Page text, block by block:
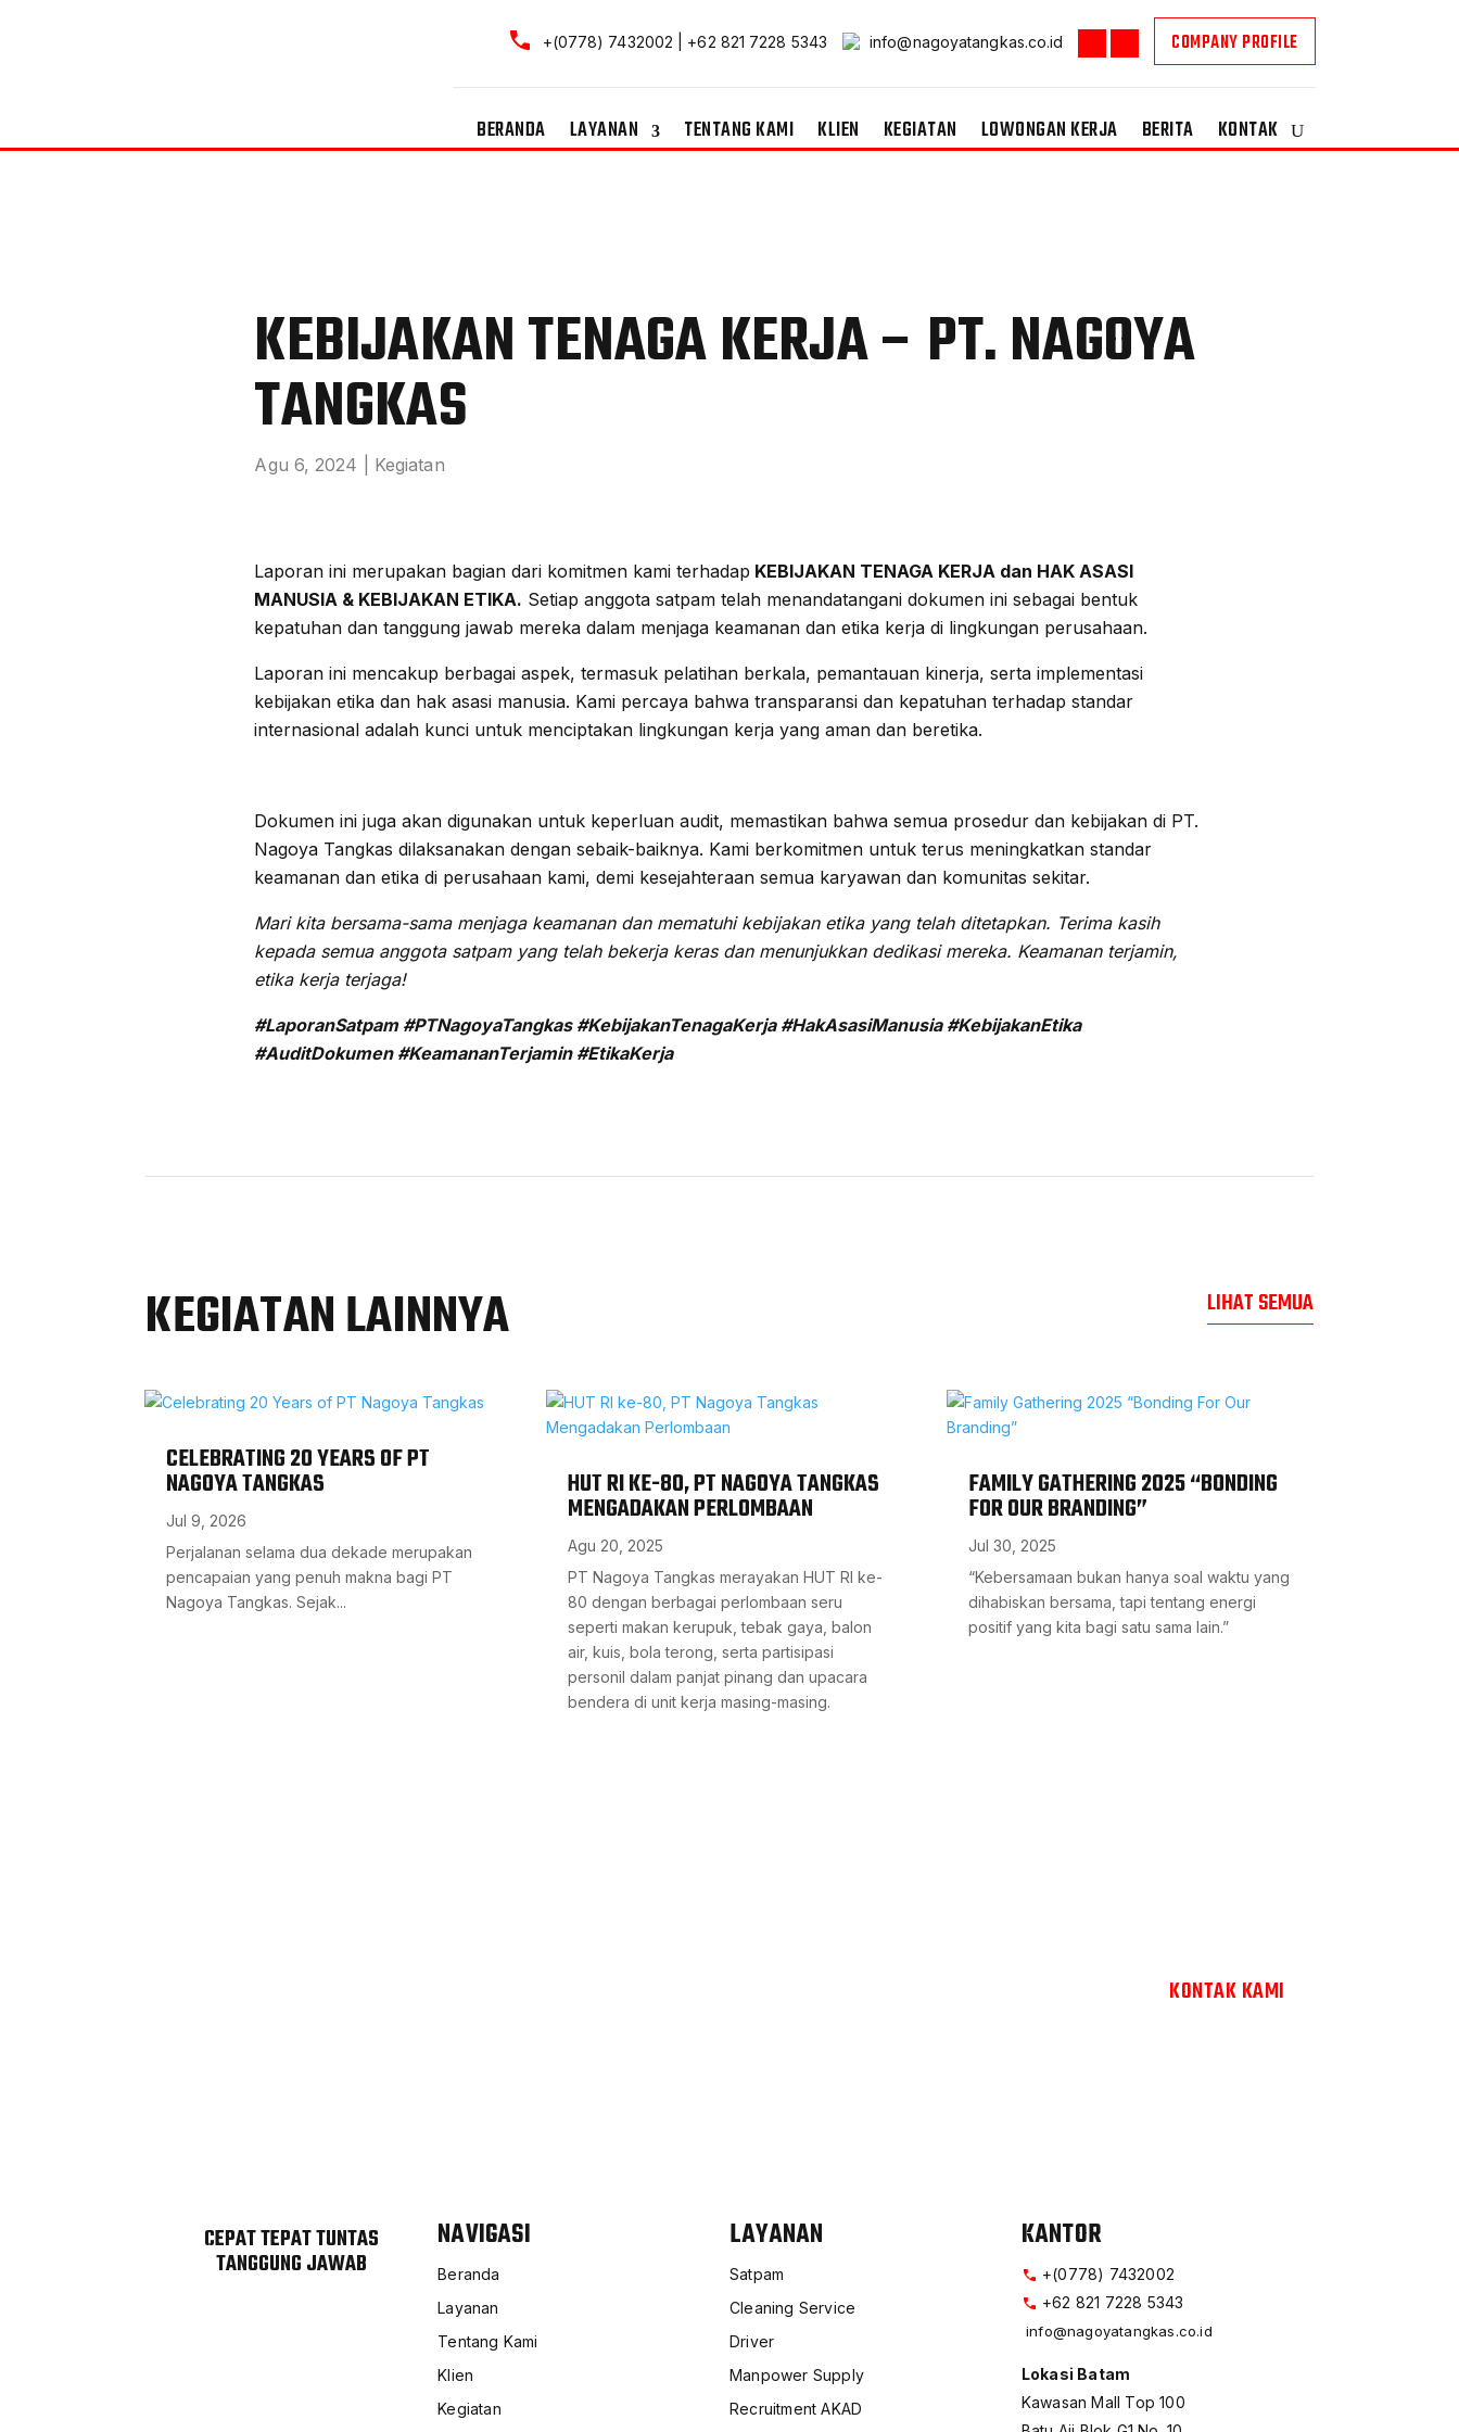
+(0778) 7432002 | +62 821 7228 5343 info@nagoyatangkas.co.id COMPANY PROFILE
BERANDA LAYANAN TENTANG KAMI KLIEN KEGIATAN LOWONGAN KERJA BERITA KONTAK
KEBIJAKAN TENAGA KERJA – PT. NAGOYA
TANGKAS
Agu 6, 2024 Kegiatan
Laporan ini merupakan bagian dari komitmen kami terhadap KEBIJAKAN TENAGA KERJA dan HAK ASASI
MANUSIA & KEBIJAKAN ETIKA. Setiap anggota satpam telah menandatangani dokumen ini sebagai bentuk
kepatuhan dan tanggung jawab mereka dalam menjaga keamanan dan etika kerja di lingkungan perusahaan.
Laporan ini mencakup berbagai aspek, termasuk pelatihan berkala, pemantauan kinerja, serta implementasi
kebijakan etika dan hak asasi manusia. Kami percaya bahwa transparansi dan kepatuhan terhadap standar
internasional adalah kunci untuk menciptakan lingkungan kerja yang aman dan beretika.
Dokumen ini juga akan digunakan untuk keperluan audit, memastikan bahwa semua prosedur dan kebijakan di PT.
Nagoya Tangkas dilaksanakan dengan sebaik-baiknya. Kami berkomitmen untuk terus meningkatkan standar
keamanan dan etika di perusahaan kami, demi kesejahteraan semua karyawan dan komunitas sekitar.
Mari kita bersama-sama menjaga keamanan dan mematuhi kebijakan etika yang telah ditetapkan. Terima kasih
kepada semua anggota satpam yang telah bekerja keras dan menunjukkan dedikasi mereka. Keamanan terjamin,
etika kerja terjaga!
#LaporanSatpam #PTNagoyaTangkas #KebijakanTenagaKerja #HakAsasiManusia #KebijakanEtika
#AuditDokumen #KeamananTerjamin #EtikaKerja
KEGIATAN LAINNYA LIHAT SEMUA
CELEBRATING 20 YEARS OF PT
NAGOYA TANGKAS
Jul 9, 2026
Perjalanan selama dua dekade merupakan
pencapaian yang penuh makna bagi PT
Nagoya Tangkas. Sejak...
HUT RI KE-80, PT NAGOYA TANGKAS
MENGADAKAN PERLOMBAAN
Agu 20, 2025
PT Nagoya Tangkas merayakan HUT RI ke-
80 dengan berbagai perlombaan seru
seperti makan kerupuk, tebak gaya, balon
air, kuis, bola terong, serta partisipasi
personil dalam panjat pinang dan upacara
bendera di unit kerja masing-masing.
FAMILY GATHERING 2025 “BONDING
FOR OUR BRANDING”
Jul 30, 2025
“Kebersamaan bukan hanya soal waktu yang
dihabiskan bersama, tapi tentang energi
positif yang kita bagi satu sama lain.”
KONTAK KAMI
CEPAT TEPAT TUNTAS
TANGGUNG JAWAB
NAVIGASI
Beranda
Layanan
Tentang Kami
Klien
Kegiatan
LAYANAN
Satpam
Cleaning Service
Driver
Manpower Supply
Recruitment AKAD
KANTOR
+(0778) 7432002
+62 821 7228 5343
info@nagoyatangkas.co.id
Lokasi Batam
Kawasan Mall Top 100